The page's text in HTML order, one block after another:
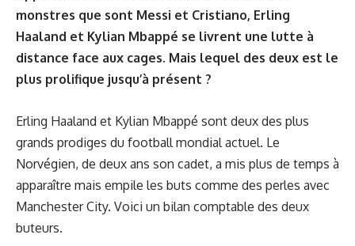
monstres que sont Messi et Cristiano, Erling
Haaland et Kylian Mbappé se livrent une lutte à
distance face aux cages. Mais lequel des deux est le
plus prolifique jusqu’à présent ?
Erling Haaland et Kylian Mbappé sont deux des plus
grands prodiges du football mondial actuel. Le
Norvégien, de deux ans son cadet, a mis plus de temps à
apparaître mais empile les buts comme des perles avec
Manchester City. Voici un bilan comptable des deux
buteurs.